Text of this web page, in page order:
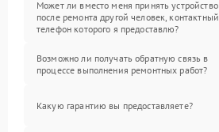
Может ли вместо меня принять устройство
после ремонта другой человек, контактный
телефон которого я предоставлю?
Возможно ли получать обратную связь в
процессе выполнения ремонтных работ?
Какую гарантию вы предоставляете?